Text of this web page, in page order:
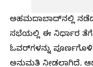
ಅಹಮದಾಬಾದ್‌ನಲ್ಲಿ
ಸಭೆಯಲ್ಲಿ ಈ ನಿರ್ಧಾರ
ಓವರ್‌ಗಳನ್ನು
ಅನುಮತಿ ನೀಡಲಾಗಿದೆ.